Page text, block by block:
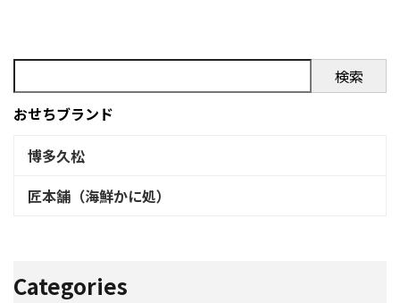
検索
おせちブランド
博多久松
匠本舗（海鮮かに処）
Categories